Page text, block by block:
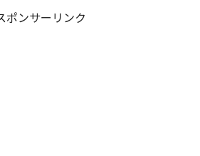
ポンサーリンク